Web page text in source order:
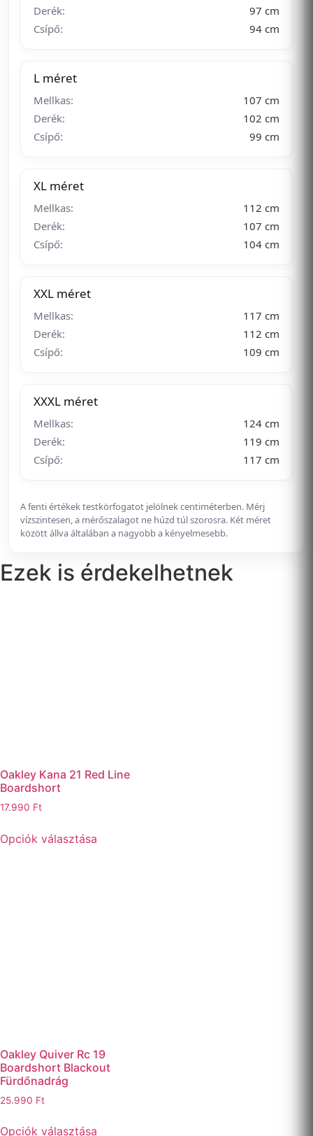
Derék:
97 cm
Csípő:
94 cm
L méret
Mellkas:
107 cm
Derék:
102 cm
Csípő:
99 cm
XL méret
Mellkas:
112 cm
Derék:
107 cm
Csípő:
104 cm
XXL méret
Mellkas:
117 cm
Derék:
112 cm
Csípő:
109 cm
XXXL méret
Mellkas:
124 cm
Derék:
119 cm
Csípő:
117 cm
A fenti értékek testkörfogatot jelölnek centiméterben. Mérj
vízszintesen, a mérőszalagot ne húzd túl szorosra. Két méret
között állva általában a nagyobb a kényelmesebb.
Ezek is érdekelhetnek
Oakley Kana 21 Red Line
Boardshort
17.990 Ft
Opciók választása
Oakley Quiver Rc 19
Boardshort Blackout
Fürdőnadrág
25.990 Ft
Opciók választása